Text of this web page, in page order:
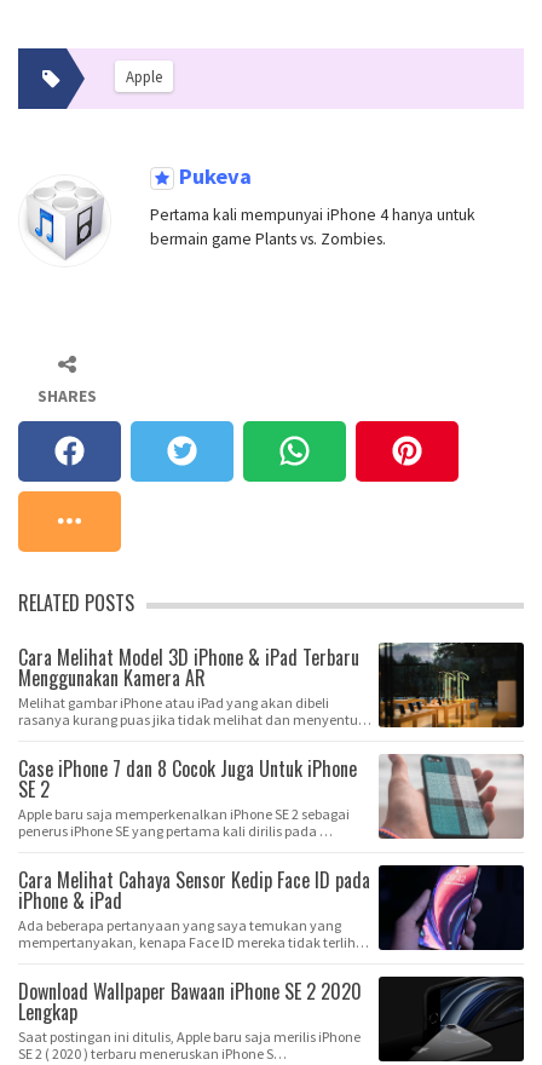
Apple
Pukeva
Pertama kali mempunyai iPhone 4 hanya untuk
bermain game Plants vs. Zombies.
SHARES
RELATED POSTS
Cara Melihat Model 3D iPhone & iPad Terbaru
Menggunakan Kamera AR
Melihat gambar iPhone atau iPad yang akan dibeli
rasanya kurang puas jika tidak melihat dan menyentu…
Case iPhone 7 dan 8 Cocok Juga Untuk iPhone
SE 2
Apple baru saja memperkenalkan iPhone SE 2 sebagai
penerus iPhone SE yang pertama kali dirilis pada …
Cara Melihat Cahaya Sensor Kedip Face ID pada
iPhone & iPad
Ada beberapa pertanyaan yang saya temukan yang
mempertanyakan, kenapa Face ID mereka tidak terlihat
Download Wallpaper Bawaan iPhone SE 2 2020
Lengkap
Saat postingan ini ditulis, Apple baru saja merilis iPhone
SE 2 ( 2020 ) terbaru meneruskan iPhone S…